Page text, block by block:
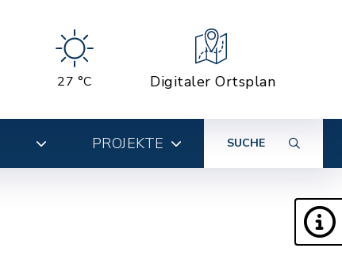
27 °C Digitaler Ortsplan
PROJEKTE SUCHE